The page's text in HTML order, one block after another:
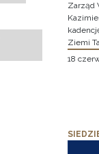
Zarząd
Ziemi
18